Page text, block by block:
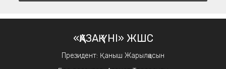
«ҚАЗАҚ ҮНІ» ЖШС
Президент: Қаныш Жарылқасын